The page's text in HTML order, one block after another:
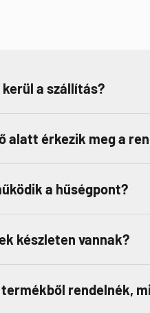
kerül a szállítás?
alatt érkezik meg a
a hűségpont?
készleten vannak?
rendelnék,